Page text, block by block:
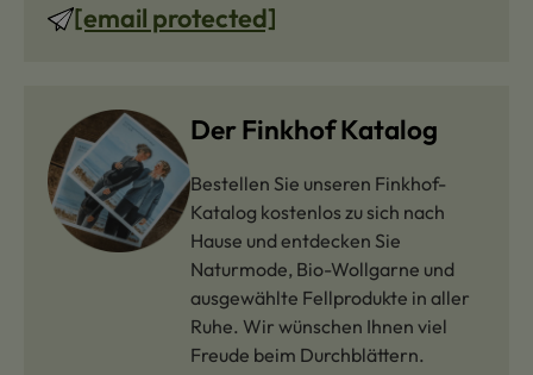
[email protected]
Der Finkhof Katalog
Bestellen Sie unseren Finkhof-
Katalog kostenlos zu sich nach
Hause und entdecken Sie
Naturmode, Bio-Wollgarne und
ausgewählte Fellprodukte in aller
Ruhe. Wir wünschen Ihnen viel
Freude beim Durchblättern.